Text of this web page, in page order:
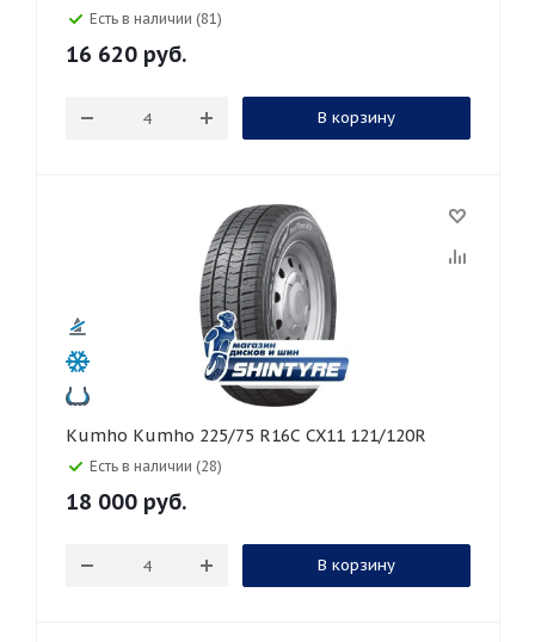
Есть в наличии (81)
16 620 руб.
В корзину
Kumho Kumho 225/75 R16C CX11 121/120R
Есть в наличии (28)
18 000 руб.
В корзину